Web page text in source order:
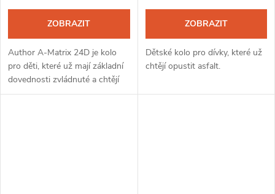
ZOBRAZIT
Author A-Matrix 24D je kolo
pro děti, které už mají základní
dovednosti zvládnuté a chtějí
se přiblížit pocitu jízdy na
ZOBRAZIT
Dětské kolo pro dívky, které už
chtějí opustit asfalt.